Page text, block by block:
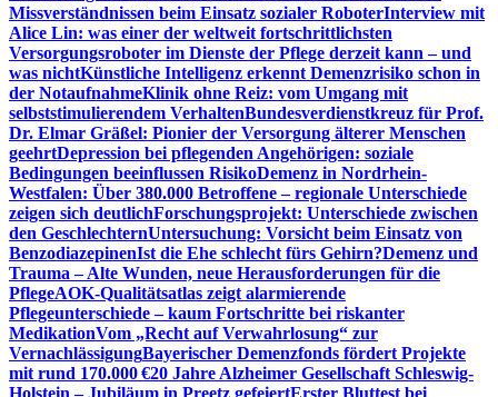
Missverständnissen beim Einsatz sozialer RoboterInterview mit
Alice Lin: was einer der weltweit fortschrittlichsten
Versorgungsroboter im Dienste der Pflege derzeit kann – und
was nichtKünstliche Intelligenz erkennt Demenzrisiko schon in
der NotaufnahmeKlinik ohne Reiz: vom Umgang mit
selbststimulierendem VerhaltenBundesverdienstkreuz für Prof.
Dr. Elmar Gräßel: Pionier der Versorgung älterer Menschen
geehrtDepression bei pflegenden Angehörigen: soziale
Bedingungen beeinflussen RisikoDemenz in Nordrhein-
Westfalen: Über 380.000 Betroffene – regionale Unterschiede
zeigen sich deutlichForschungsprojekt: Unterschiede zwischen
den GeschlechternUntersuchung: Vorsicht beim Einsatz von
BenzodiazepinenIst die Ehe schlecht fürs Gehirn?Demenz und
Trauma – Alte Wunden, neue Herausforderungen für die
PflegeAOK-Qualitätsatlas zeigt alarmierende
Pflegeunterschiede – kaum Fortschritte bei riskanter
MedikationVom „Recht auf Verwahrlosung“ zur
VernachlässigungBayerischer Demenzfonds fördert Projekte
mit rund 170.000 €20 Jahre Alzheimer Gesellschaft Schleswig-